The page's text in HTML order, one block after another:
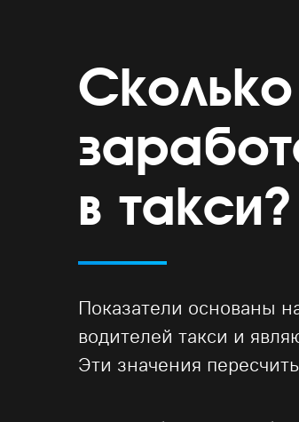
в такси?
Показатели основаны
водителей такси и
Эти значения